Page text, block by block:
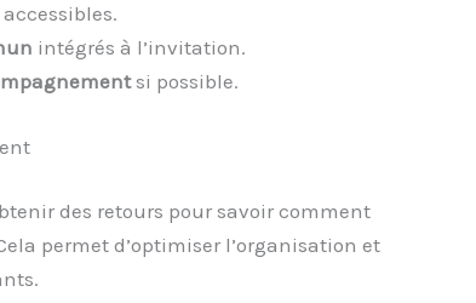
intégrés à l’invitation.
si possible.
des retours pour savoir comment
permet d’optimiser l’organisation et